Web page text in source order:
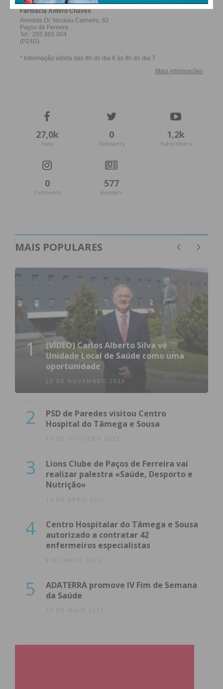
27,0k
Fans
0
Followers
1,2k
Subscribers
0
Followers
577
Readers
MAIS POPULARES
1
(VÍDEO) Carlos Alberto Silva vê
Unidade Local de Saúde como uma
oportunidade
23 DE NOVEMBRO 2023
2
PSD de Paredes visitou Centro
Hospital do Tâmega e Sousa
23 DE OUTUBRO 2023
3
Lions Clube de Paços de Ferreira vai
realizar palestra «Saúde, Desporto e
Nutrição»
14 DE ABRIL 2022
4
Centro Hospitalar do Tâmega e Sousa
autorizado a contratar 42
enfermeiros especialistas
8 DE ABRIL 2022
5
ADATERRA promove IV Fim de Semana
da Saúde
21 DE MAIO 2021